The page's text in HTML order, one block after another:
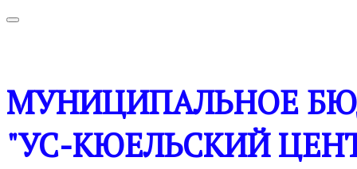
МУНИЦИПАЛЬНОЕ
"УС-КЮЕЛЬСКИЙ